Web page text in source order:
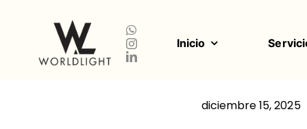
contenido
Inicio
diciembre 15, 2025